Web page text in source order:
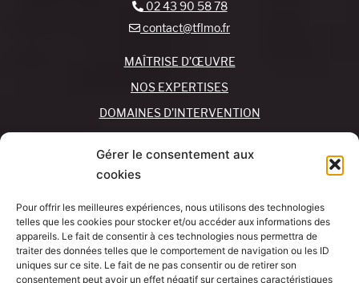
Gérer le consentement aux
cookies
Pour offrir les meilleures expériences, nous utilisons des technologies
telles que les cookies pour stocker et/ou accéder aux informations des
appareils. Le fait de consentir à ces technologies nous permettra de
traiter des données telles que le comportement de navigation ou les ID
uniques sur ce site. Le fait de ne pas consentir ou de retirer son
consentement peut avoir un effet négatif sur certaines caractéristiques
02 43 90 58 78
contact@tflmo.fr
MAÎTRISE D’ŒUVRE
NOS EXPERTISES
DOMAINES D’INTERVENTION
REJOIGNEZ-NOUS !
MON COMPTE
SUIVEZ-NOUS !
J’AI UN
PROJET